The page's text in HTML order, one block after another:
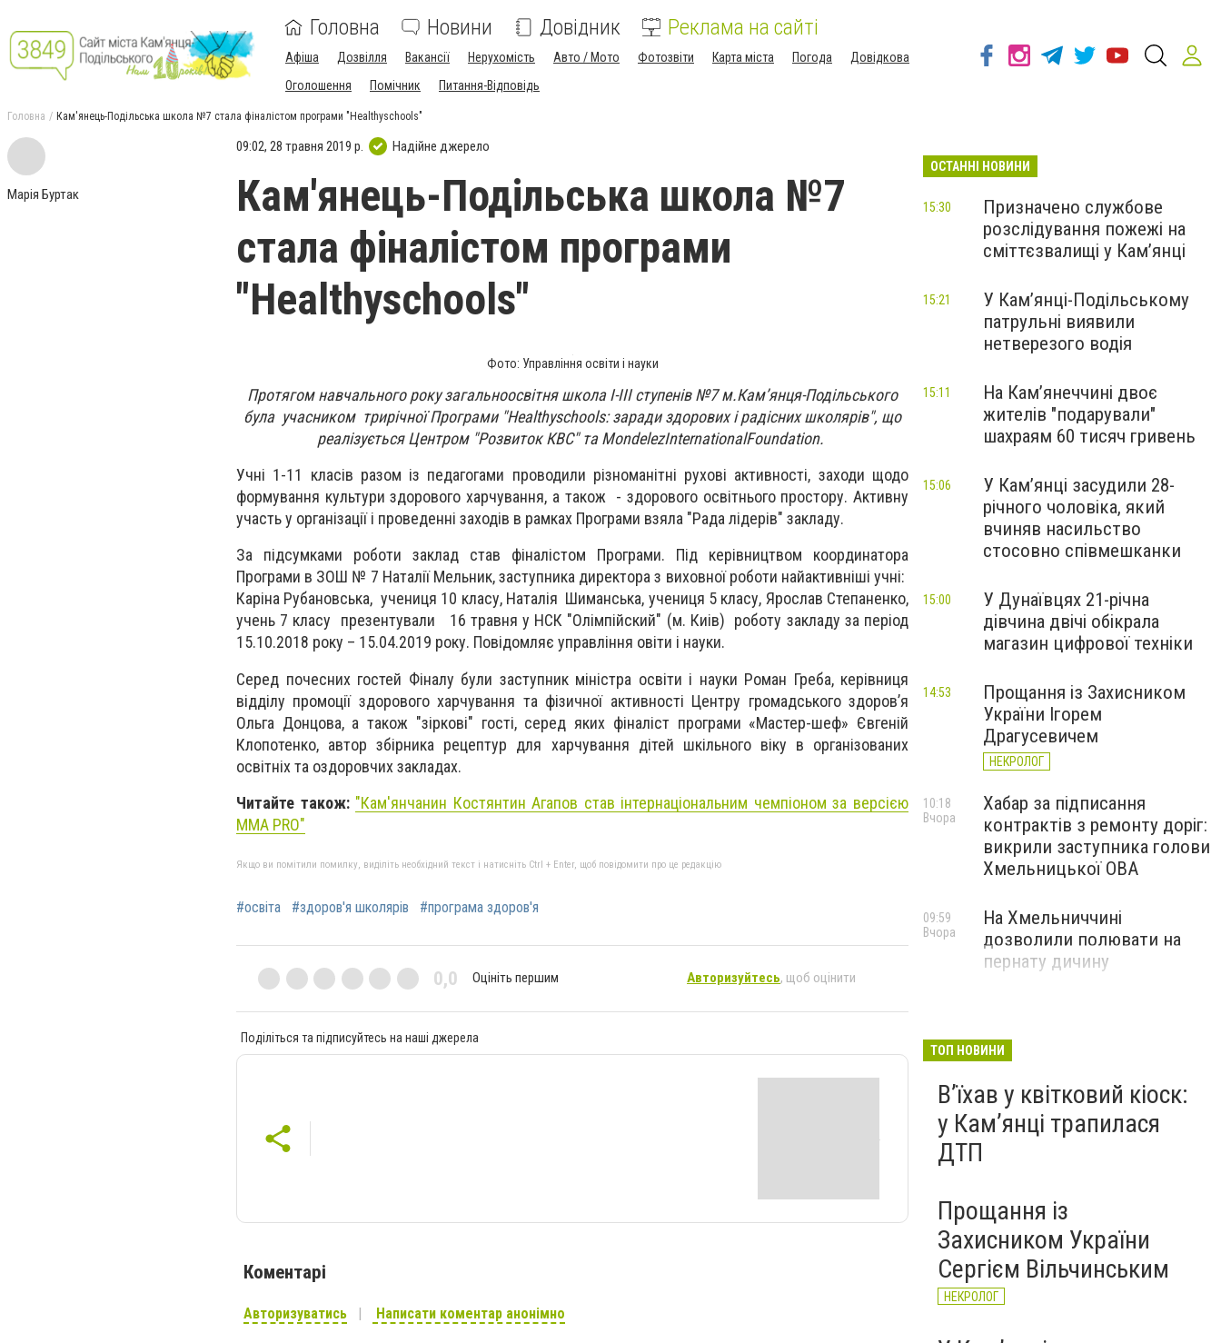
Головна Новини Довідник Реклама на сайті
Афіша Дозвілля Вакансії Нерухомість Авто / Мото Фотозвіти Карта міста Погода
Довідкова
Оголошення
Помічник Питання-Відповідь
Головна Кам'янець-Подільська школа №7 стала фіналістом програми "Healthyschools"
Марія Буртак
09:02, 28 травня 2019 р. Надійне джерело
Кам'янець-Подільська школа №7
стала фіналістом програми
"Healthyschools"
Фото: Управління освіти і науки
Протягом навчального року загальноосвітня школа І-ІІІ ступенів №7 м.Кам’янця-Подільського
була учасником трирічної Програми "Healthyschools: заради здорових і радісних школярів", що
реалізується Центром "Розвиток КВС" та MondelezInternationalFoundation.
Учні 1-11 класів разом із педагогами проводили різноманітні рухові активності, заходи щодо
формування культури здорового харчування, а також - здорового освітнього простору. Активну
участь у організації і проведенні заходів в рамках Програми взяла "Рада лідерів" закладу.
За підсумками роботи заклад став фіналістом Програми. Під керівництвом координатора
Програми в ЗОШ № 7 Наталії Мельник, заступника директора з виховної роботи найактивніші учні:
Каріна Рубановська, учениця 10 класу, Наталія Шиманська, учениця 5 класу, Ярослав Степаненко,
учень 7 класу презентували 16 травня у НСК "Олімпійский" (м. Киів) роботу закладу за період
15.10.2018 року – 15.04.2019 року. Повідомляє управління овіти і науки.
Серед почесних гостей Фіналу були заступник міністра освіти і науки Роман Греба, керівниця
відділу промоції здорового харчування та фізичної активності Центру громадського здоров’я
Ольга Донцова, а також "зіркові" гості, серед яких фіналіст програми «Мастер-шеф» Євгеній
Клопотенко, автор збірника рецептур для харчування дітей шкільного віку в організованих
освітніх та оздоровчих закладах.
Читайте також: "Кам'янчанин Костянтин Агапов став інтернаціональним чемпіоном за версією
ММА PRO"
Якщо ви помітили помилку, виділіть необхідний текст і натисніть Ctrl + Enter, щоб повідомити про це редакцію
#освіта #здоров'я школярів #програма здоров'я
0,0 Оцініть першим Авторизуйтесь, щоб оцінити
Поділіться та підписуйтесь на наші джерела
Коментарі
Авторизуватись Написати коментар анонімно
ОСТАННІ НОВИНИ
Призначено службове
розслідування пожежі на
сміттєзвалищі у Кам’янці
15:30
У Кам’янці-Подільському
патрульні виявили
нетверезого водія
15:21
На Камʼянеччині двоє
жителів "подарували"
шахраям 60 тисяч гривень
15:11
У Камʼянці засудили 28-
річного чоловіка, який
вчиняв насильство
стосовно співмешканки
15:06
У Дунаївцях 21-річна
дівчина двічі обікрала
магазин цифрової техніки
15:00
Прощання із Захисником
України Ігорем
Драгусевичем
НЕКРОЛОГ
14:53
Хабар за підписання
контрактів з ремонту доріг:
викрили заступника голови
Хмельницької ОВА
10:18
Вчора
На Хмельниччині
дозволили полювати на
пернату дичину
09:59
Вчора
ТОП НОВИНИ
Вʼїхав у квітковий кіоск:
у Камʼянці трапилася
ДТП
Прощання із
Захисником України
Сергієм Вільчинським
НЕКРОЛОГ